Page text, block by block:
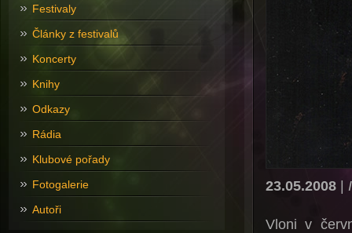
23.05.2008|
Vloni v
Festivaly
Články z festivalů
Koncerty
Knihy
Odkazy
Rádia
Klubové pořady
Fotogalerie
Autoři